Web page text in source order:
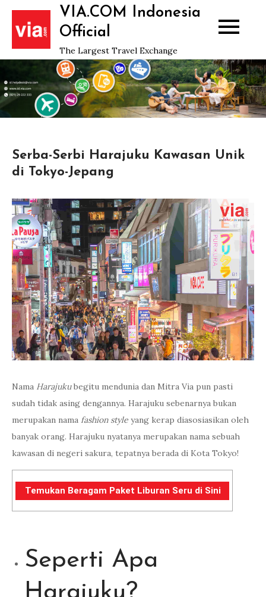
Skip
content
VIA.COM Indonesia
Official
The Largest Travel Exchange
Serba-Serbi Harajuku Kawasan Unik
di Tokyo-Jepang
Nama Harajukubegitu mendunia dan Mitra Via pun pasti
sudah tidak asing dengannya. Harajuku sebenarnya bukan
merupakan nama fashion style yang kerap diasosiasikan oleh
banyak orang. Harajuku nyatanya merupakan nama sebuah
kawasan di negeri sakura, tepatnya berada di Kota Tokyo!
Temukan Beragam Paket Liburan Seru di Sini
Seperti Apa